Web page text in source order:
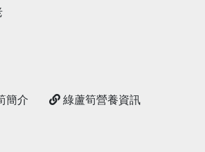
簡介 綠蘆筍營養資訊